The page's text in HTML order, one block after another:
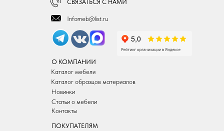
Infomeb@list.ru
ПОКУПАТЕЛЯМ
Каталог образцов материалов
Каталог мебели
Новинки
Статьи о мебели
О КОМПАНИИ
Контакты
СВЯЗАТЬСЯ С НАМИ